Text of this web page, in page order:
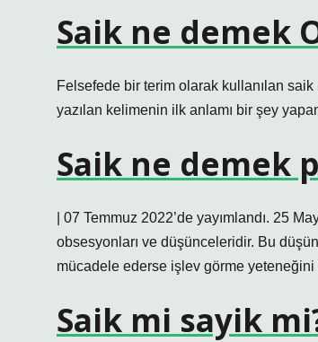
Saik ne demek
Felsefede bir terim olarak kullanılan
yazılan kelimenin ilk anlamı bir şey
Saik ne demek
| 07 Temmuz 2022’de yayımlandı. 25
obsesyonları ve düşünceleridir. Bu
mücadele ederse işlev görme
Saik mi sayik